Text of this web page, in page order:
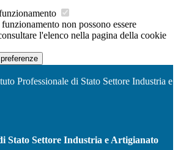
non possono essere
l'elenco nella pagina della cookie
Professionale di Stato Settore Industria e
Stato Settore Industria e Artigianato